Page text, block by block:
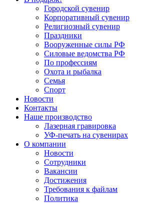
Городской сувенир
Корпоративный сувенир
Религиозный сувенир
Праздники
Вооруженные силы РФ
Силовые ведомства РФ
По профессиям
Охота и рыбалка
Семья
Спорт
Новости
Контакты
Наше производство
Лазерная гравировка
УФ-печать на сувенирах
О компании
Новости
Сотрудники
Вакансии
Достижения
Требования к файлам
Политика